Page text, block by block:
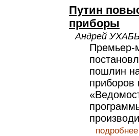
Путин
приборы
Андрей
Премьер-
пошлин
приборов